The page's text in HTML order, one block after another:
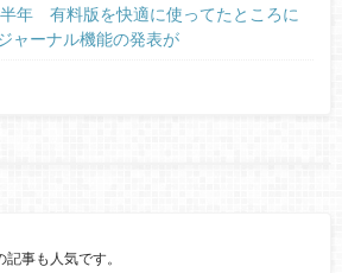
年 有料版を快適に使ってたところに
ャーナル機能の発表が
記事も人気です。